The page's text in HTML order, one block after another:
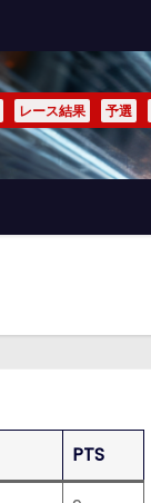
レース結果 予選
PTS